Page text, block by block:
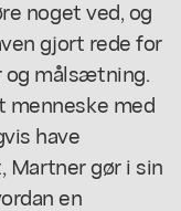
noget ved, og
gjort rede for
målsætning.
menneske med
have
Martner gør i sin
en